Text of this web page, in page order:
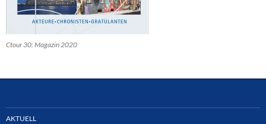
Ctour 30: Magazin 2020
AKTUELL